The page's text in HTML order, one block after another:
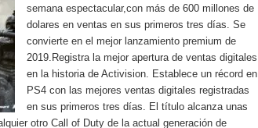
semana espectacular,con más de 600 millones de
dolares en ventas en sus primeros tres días. Se
convierte en el mejor lanzamiento premium de
2019.Registra la mejor apertura de ventas digitales
en la historia de Activision. Establece un récord en
PS4 con las mejores ventas digitales registradas
en sus primeros tres días. El título alcanza unas
otro Call of Duty de la actual generación de